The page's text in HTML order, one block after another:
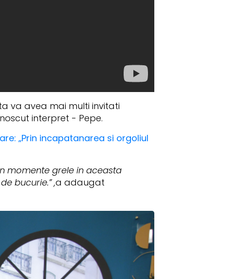
va avea mai multi invitati
interpret - Pepe.
„Prin incapatanarea si orgoliul
momente grele in aceasta
bucurie.” ,a adaugat